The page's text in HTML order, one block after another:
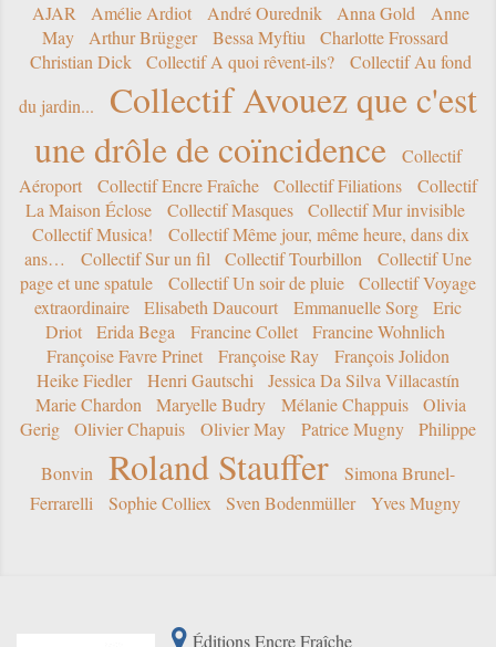
AJAR Amélie Ardiot André Ourednik Anna Gold
Anne
May
Arthur Brügger Bessa Myftiu
Charlotte Frossard
Christian Dick
Collectif A quoi rêvent-ils?
Collectif Au fond
du jardin...
Collectif Avouez que c'est
une drôle de coïncidence
Collectif
Aéroport
Collectif Encre Fraîche Collectif Filiations
Collectif
La Maison Éclose
Collectif Masques
Collectif Mur invisible
Collectif Musica!
Collectif Même jour, même heure, dans dix
ans…
Collectif Sur un fil Collectif Tourbillon
Collectif Une
page et une spatule
Collectif Un soir de pluie
Collectif Voyage
extraordinaire
Elisabeth Daucourt Emmanuelle Sorg
Eric
Driot
Erida Bega Francine Collet
Francine Wohnlich
Françoise Favre Prinet
Françoise Ray
François Jolidon
Heike Fiedler
Henri Gautschi
Jessica Da Silva Villacastín
Marie Chardon
Maryelle Budry Mélanie Chappuis
Olivia
Gerig
Olivier Chapuis Olivier May Patrice Mugny
Philippe
Bonvin
Roland Stauffer
Simona Brunel-
Ferrarelli
Sophie Colliex Sven Bodenmüller Yves Mugny
Éditions Encre Fraîche